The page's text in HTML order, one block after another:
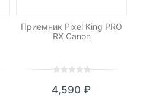
Приемник Pixel King PRO
RX Canon
out
4,590 ₽